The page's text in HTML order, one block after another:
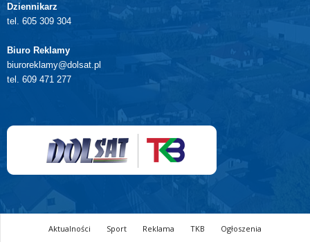
Dziennikarz
tel. 605 309 304
Biuro Reklamy
biuroreklamy@dolsat.pl
tel. 609 471 277
Aktualności Sport Reklama TKB
Ogłoszenia